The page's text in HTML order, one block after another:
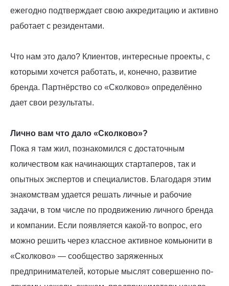
ежегодно подтверждает свою аккредитацию и активно
работает с резидентами.
Что нам это дало? Клиентов, интересные проекты, с
которыми хочется работать, и, конечно, развитие
бренда. Партнёрство со «Сколково» определённо
дает свои результаты.
Лично вам что дало «Сколково»?
Пока я там жил, познакомился с достаточным
количеством как начинающих стартаперов, так и
опытных экспертов и специалистов. Благодаря этим
знакомствам удается решать личные и рабочие
задачи, в том числе по продвижению личного бренда
и компании. Если появляется какой-то вопрос, его
можно решить через классное активное комьюнити в
«Сколково» — сообщество заряженных
предпринимателей, которые мыслят совершенно по-